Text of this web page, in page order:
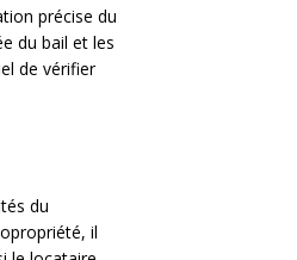
précise du
du bail et les
de vérifier
du
il